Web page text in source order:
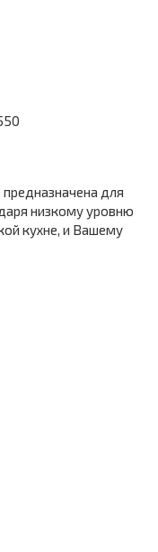
для
низкому уровню
кухне, и Вашему